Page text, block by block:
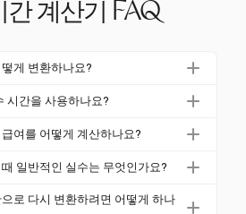
간 계산기 FAQ
게 변환하나요?
환하려면 분 수를 60으로 나누
시간을 사용하나요?
구 및 프로젝트 추적을 위한 계산
여를 어떻게 계산하나요?
시간으로 변환한 후, 이를 직원의
면 $153.00입니다.
일반적인 실수는 무엇인가요?
이미 소수로 취급하는 것입니다.
로 다시 변환하려면 어떻게 하나